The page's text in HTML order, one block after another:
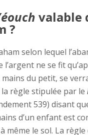
valable
?
selon lequel
ne se fit
du petit, se
règle stipulée par le
539) disant
d’un enfant est
même le sol. La règle